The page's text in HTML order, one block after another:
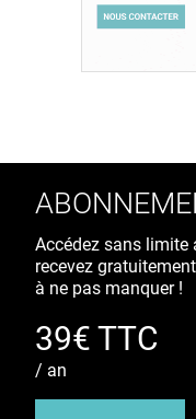
Accédez sans limite
recevez
à ne pas manquer !
39€ TTC
/ an